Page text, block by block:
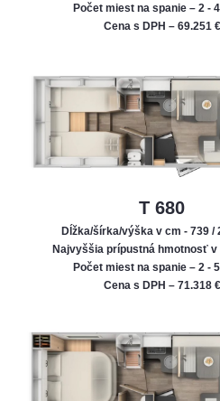
Počet miest na spanie – 2 -
Cena s DPH – 69.251 €
T 680
Dĺžka/šírka/výška v cm - 739 /
Najvyššia prípustná hmotnosť v
Počet miest na spanie – 2 -
Cena s DPH – 71.318 €